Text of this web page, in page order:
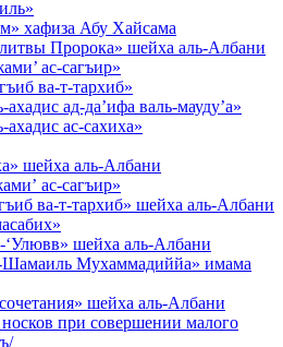
хафиза Абу Хайсама
Пророка» шейха аль-Албани
ас-сагъир»
ва-т-тархиб»
ахадис ад-да’ифа валь-мауду’а»
ахадис ас-сахиха»
шейха аль-Албани
ас-сагъир»
ва-т-тархиб» шейха аль-Албани
‘Улювв» шейха аль-Албани
Шамаиль Мухаммадиййа» имама
шейха аль-Албани
при совершении малого